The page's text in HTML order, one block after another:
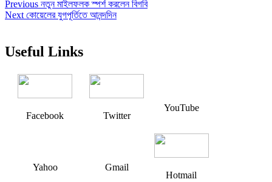
Post
navigation
Previous Previous
post:
নতুন মাইলফলক স্পর্শ করলেন বিগবি
Next Next
কোয়েলের যুগপূর্তিতে আনন্দদিন
Useful Links
Facebook Twitter
YouTube
Yahoo Gmail
Hotmail